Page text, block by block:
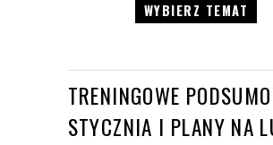
WYBIERZ TEMAT
TRENINGOWE
STYCZNIA I PLANY NA